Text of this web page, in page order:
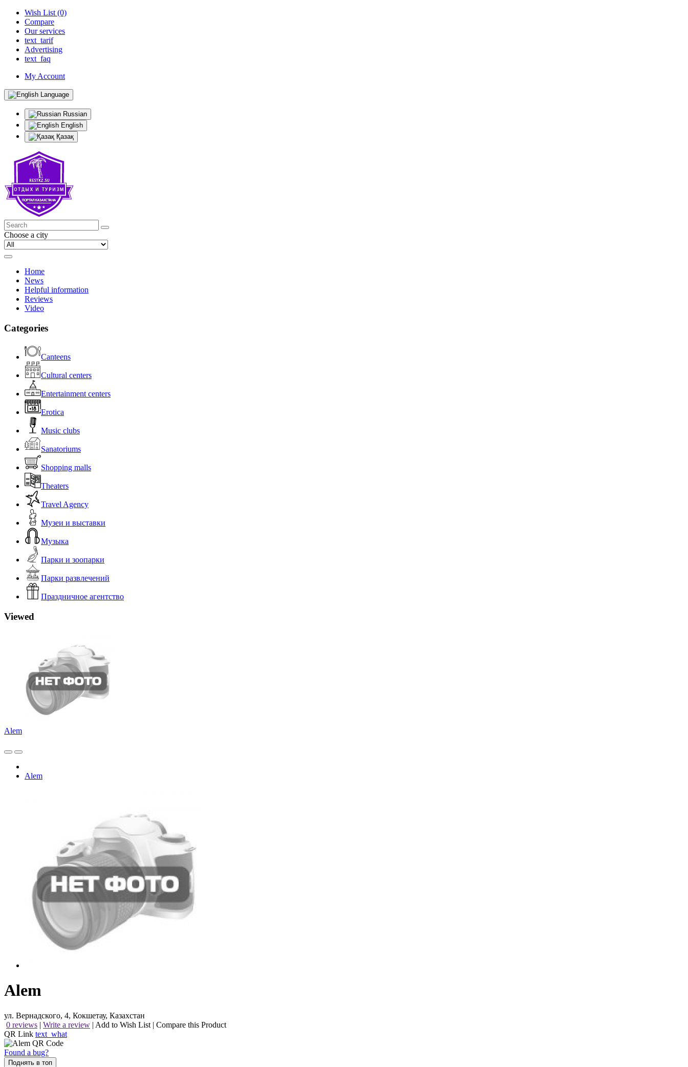
Wish List (0)
Compare
Our services
text_tarif
Advertising
text_faq
My Account
Language
Russian
English
Қазақ
Choose a city
Home
News
Helpful information
Reviews
Video
Categories
Canteens
Cultural centers
Entertainment centers
Erotica
Music clubs
Sanatoriums
Shopping malls
Theaters
Travel Agency
Музеи и выставки
Музыка
Парки и зоопарки
Парки развлечений
Праздничное агентство
Viewed
Alem
Alem
Alem
ул. Вернадского, 4, Кокшетау, Казахстан
0 reviews | Write a review | Add to Wish List | Compare this Product
QR Link text_what
Found a bug?
Поднять в топ